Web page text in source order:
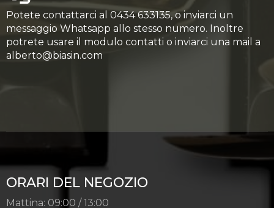
Potete contattarci al 0434 633135, o inviarci un
messaggio Whatsapp allo stesso numero. Inoltre
potrete usare il modulo contatti o inviarci una mail a
alberto@biasin.com
ORARI DEL NEGOZIO
Mattina: 09:00 / 13:00